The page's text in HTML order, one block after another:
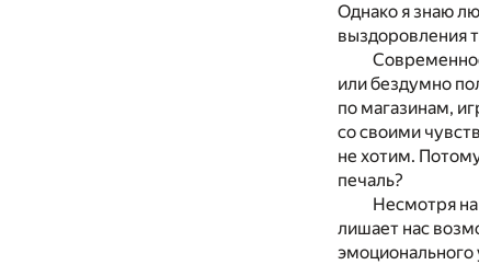
Однако я знаю
выздоровления
или бездумно
по магазинам,
со своими
не хотим.
печаль?
Несмотря
лишает нас
эмоционального